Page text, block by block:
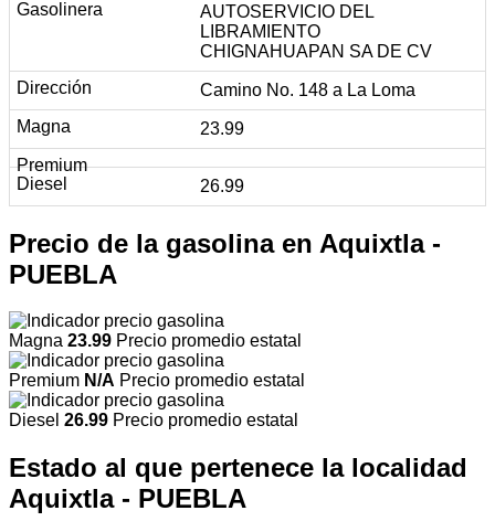
AUTOSERVICIO DEL
LIBRAMIENTO
CHIGNAHUAPAN SA DE CV
Camino No. 148 a La Loma
23.99
26.99
Precio de la gasolina en Aquixtla -
PUEBLA
Magna 23.99 Precio promedio estatal
Premium N/A Precio promedio estatal
Diesel 26.99 Precio promedio estatal
Estado al que pertenece la localidad
Aquixtla - PUEBLA